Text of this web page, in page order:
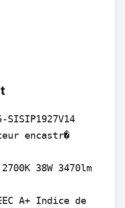
SISIP1927V14
encastr�
38W 3470lm
A+ Indice de